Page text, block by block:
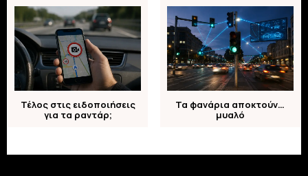
Τέλος στις ειδοποιήσεις
για τα ραντάρ;
Τα φανάρια αποκτούν…
μυαλό